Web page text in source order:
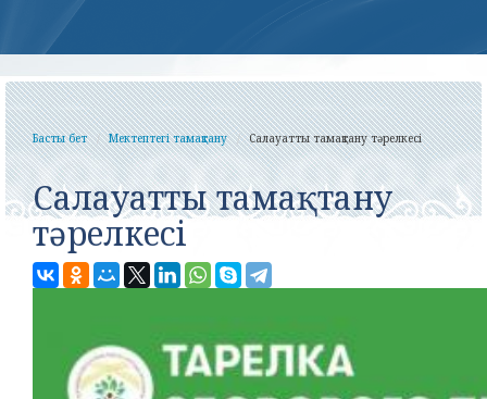
Басты бет Мектептегі тамақтану Салауатты тамақтану тәрелкесі
Салауатты тамақтану
тәрелкесі